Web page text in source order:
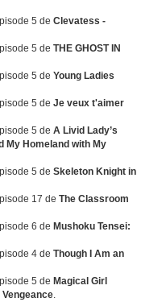
5 deClevatess -
5 deTHE GHOST IN
5 deYoung Ladies
5 deJe veux t'aimer
5 deA Livid Lady’s
My Homeland with My
5 deSkeleton Knight in
17 deThe Classroom
6 de Mushoku Tensei:
4 deThough I Am an
5 de Magical Girl
Vengeance.